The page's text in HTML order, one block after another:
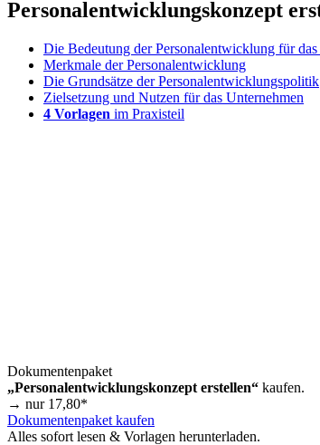
Personalentwicklungskonzept
Die Bedeutung der Personalentwicklung für
Merkmale der Personalentwicklung
Die Grundsätze der Personalentwicklungspolitik
Zielsetzung und Nutzen für das Unternehmen
4 Vorlagen im Praxisteil
Dokumentenpaket
„Personalentwicklungskonzept erstellen“ kaufen.
→ nur 17,80*
Dokumentenpaket kaufen
Alles sofort lesen & Vorlagen herunterladen.